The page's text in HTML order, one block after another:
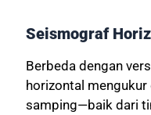
Seismograf
Berbeda dengan
horizontal mengukur
samping—baik dari